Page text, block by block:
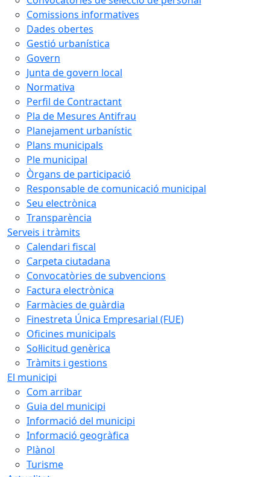
Comissions informatives
Dades obertes
Gestió urbanística
Govern
Junta de govern local
Normativa
Perfil de Contractant
Pla de Mesures Antifrau
Planejament urbanístic
Plans municipals
Ple municipal
Òrgans de participació
Responsable de comunicació municipal
Seu electrònica
Transparència
Serveis i tràmits
Calendari fiscal
Carpeta ciutadana
Convocatòries de subvencions
Factura electrònica
Farmàcies de guàrdia
Finestreta Única Empresarial (FUE)
Oficines municipals
Sol·licitud genèrica
Tràmits i gestions
El municipi
Com arribar
Guia del municipi
Informació del municipi
Informació geogràfica
Plànol
Turisme